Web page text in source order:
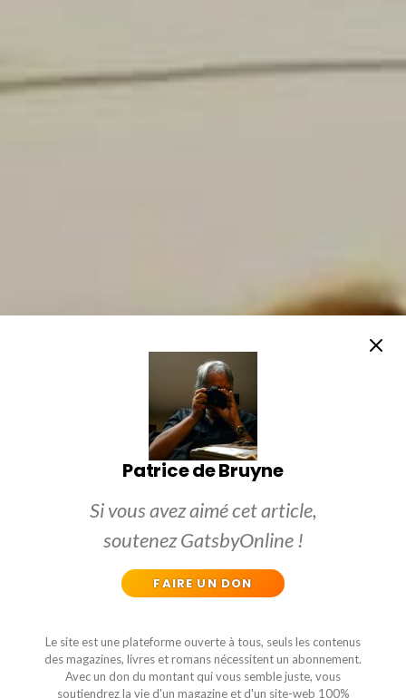
Patrice de Bruyne
Si vous avez aimé cet article,
soutenez GatsbyOnline !
FAIRE UN DON
Le site est une plateforme ouverte à tous, seuls les contenus
des magazines, livres et romans nécessitent un abonnement.
Avec un don du montant qui vous semble juste, vous
soutiendrez la vie d'un magazine et d'un site-web 100%